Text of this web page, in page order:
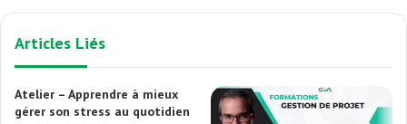
Articles Liés
Atelier – Apprendre à mieux
gérer son stress au quotidien